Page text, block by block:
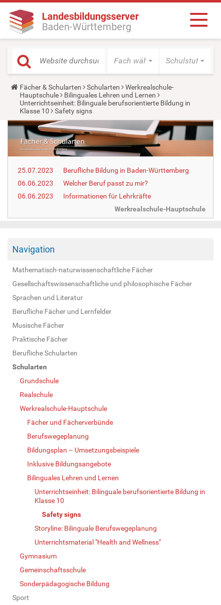
Landesbildungsserver
Baden-Württemberg
Fach wählen Schulstufe
Y
o
u
a
r
e
e
r
e
Fächer & Schularten Schularten
Werkrealschule-
Hauptschule
Bilinguales Lehren und Lernen
Unterrichtseinheit: Bilinguale berufsorientierte Bildung in
Klasse 10
Safety signs
25.07.2023
Berufliche Bildung in Baden-Württemberg
06.06.2023
Welcher Beruf passt zu mir?
06.06.2023
Informationen für Lehrkräfte
Werkrealschule-Hauptschule
Navigation
Mathematisch-naturwissenschaftliche Fächer
Gesellschaftswissenschaftliche und philosophische Fächer
Sprachen und Literatur
Berufliche Fächer und Lernfelder
Musische Fächer
Praktische Fächer
Berufliche Schularten
Schularten
Grundschule
Realschule
Werkrealschule-Hauptschule
Fächer und Fächerverbünde
Berufswegeplanung
Bildungsplan – Umsetzungsbeispiele
Inklusive Bildungsangebote
Bilinguales Lehren und Lernen
Unterrichtseinheit: Bilinguale berufsorientierte Bildung in
Klasse 10
Safety signs
Storyline: Bilinguale Berufswegeplanung
Unterrichtsmaterial "Health and Wellness"
Gymnasium
Gemeinschaftsschule
Sonderpädagogische Bildung
Sport